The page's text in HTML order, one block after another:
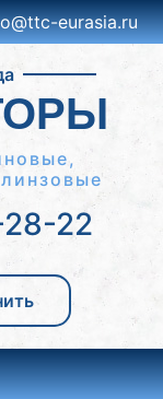
eurasia.ru
22